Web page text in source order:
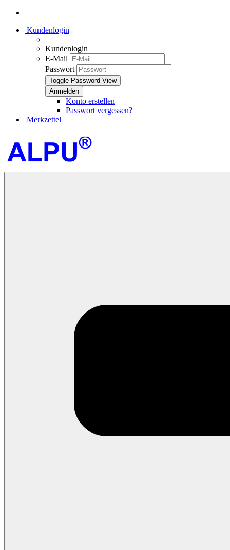
Kundenlogin
Kundenlogin
E-Mail
Passwort
Toggle Password View
Konto erstellen
Passwort vergessen?
Merkzettel